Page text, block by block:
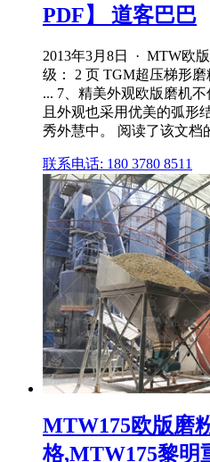
PDF】 道客巴巴
2013年3月8日 · MTW欧
级： 2 页 TGM超压梯形
... 7、精美外观欧版磨机
且外观也采用优美的弧形
秀外慧中。 阅读了该文档
联系电话: 180 3780 8511
MTW175欧版磨
格,MTW175黎明